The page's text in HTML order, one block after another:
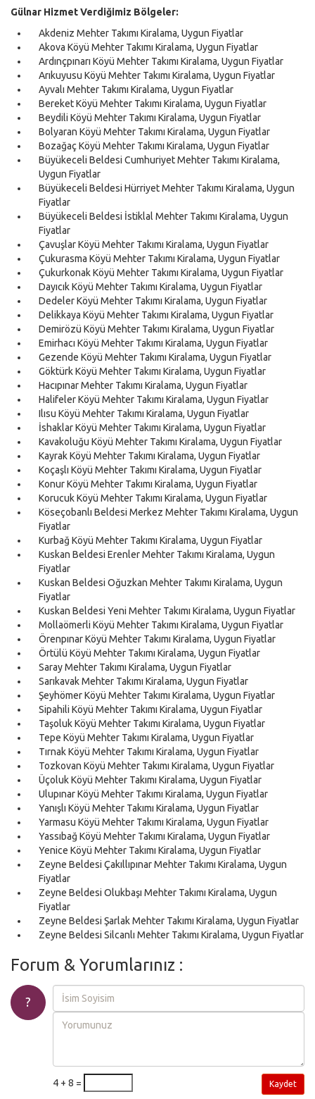
Gülnar Hizmet Verdiğimiz Bölgeler:
Akdeniz Mehter Takımı Kiralama, Uygun Fiyatlar
Akova Köyü Mehter Takımı Kiralama, Uygun Fiyatlar
Ardınçpınarı Köyü Mehter Takımı Kiralama, Uygun Fiyatlar
Arıkuyusu Köyü Mehter Takımı Kiralama, Uygun Fiyatlar
Ayvalı Mehter Takımı Kiralama, Uygun Fiyatlar
Bereket Köyü Mehter Takımı Kiralama, Uygun Fiyatlar
Beydili Köyü Mehter Takımı Kiralama, Uygun Fiyatlar
Bolyaran Köyü Mehter Takımı Kiralama, Uygun Fiyatlar
Bozağaç Köyü Mehter Takımı Kiralama, Uygun Fiyatlar
Büyükeceli Beldesi Cumhuriyet Mehter Takımı Kiralama,
Uygun Fiyatlar
Büyükeceli Beldesi Hürriyet Mehter Takımı Kiralama, Uygun
Fiyatlar
Büyükeceli Beldesi İstiklal Mehter Takımı Kiralama, Uygun
Fiyatlar
Çavuşlar Köyü Mehter Takımı Kiralama, Uygun Fiyatlar
Çukurasma Köyü Mehter Takımı Kiralama, Uygun Fiyatlar
Çukurkonak Köyü Mehter Takımı Kiralama, Uygun Fiyatlar
Dayıcık Köyü Mehter Takımı Kiralama, Uygun Fiyatlar
Dedeler Köyü Mehter Takımı Kiralama, Uygun Fiyatlar
Delikkaya Köyü Mehter Takımı Kiralama, Uygun Fiyatlar
Demirözü Köyü Mehter Takımı Kiralama, Uygun Fiyatlar
Emirhacı Köyü Mehter Takımı Kiralama, Uygun Fiyatlar
Gezende Köyü Mehter Takımı Kiralama, Uygun Fiyatlar
Göktürk Köyü Mehter Takımı Kiralama, Uygun Fiyatlar
Hacıpınar Mehter Takımı Kiralama, Uygun Fiyatlar
Halifeler Köyü Mehter Takımı Kiralama, Uygun Fiyatlar
Ilısu Köyü Mehter Takımı Kiralama, Uygun Fiyatlar
İshaklar Köyü Mehter Takımı Kiralama, Uygun Fiyatlar
Kavakoluğu Köyü Mehter Takımı Kiralama, Uygun Fiyatlar
Kayrak Köyü Mehter Takımı Kiralama, Uygun Fiyatlar
Koçaşlı Köyü Mehter Takımı Kiralama, Uygun Fiyatlar
Konur Köyü Mehter Takımı Kiralama, Uygun Fiyatlar
Korucuk Köyü Mehter Takımı Kiralama, Uygun Fiyatlar
Köseçobanlı Beldesi Merkez Mehter Takımı Kiralama, Uygun
Fiyatlar
Kurbağ Köyü Mehter Takımı Kiralama, Uygun Fiyatlar
Kuskan Beldesi Erenler Mehter Takımı Kiralama, Uygun
Fiyatlar
Kuskan Beldesi Oğuzkan Mehter Takımı Kiralama, Uygun
Fiyatlar
Kuskan Beldesi Yeni Mehter Takımı Kiralama, Uygun Fiyatlar
Mollaömerli Köyü Mehter Takımı Kiralama, Uygun Fiyatlar
Örenpınar Köyü Mehter Takımı Kiralama, Uygun Fiyatlar
Örtülü Köyü Mehter Takımı Kiralama, Uygun Fiyatlar
Saray Mehter Takımı Kiralama, Uygun Fiyatlar
Sarıkavak Mehter Takımı Kiralama, Uygun Fiyatlar
Şeyhömer Köyü Mehter Takımı Kiralama, Uygun Fiyatlar
Sipahili Köyü Mehter Takımı Kiralama, Uygun Fiyatlar
Taşoluk Köyü Mehter Takımı Kiralama, Uygun Fiyatlar
Tepe Köyü Mehter Takımı Kiralama, Uygun Fiyatlar
Tırnak Köyü Mehter Takımı Kiralama, Uygun Fiyatlar
Tozkovan Köyü Mehter Takımı Kiralama, Uygun Fiyatlar
Üçoluk Köyü Mehter Takımı Kiralama, Uygun Fiyatlar
Ulupınar Köyü Mehter Takımı Kiralama, Uygun Fiyatlar
Yanışlı Köyü Mehter Takımı Kiralama, Uygun Fiyatlar
Yarmasu Köyü Mehter Takımı Kiralama, Uygun Fiyatlar
Yassıbağ Köyü Mehter Takımı Kiralama, Uygun Fiyatlar
Yenice Köyü Mehter Takımı Kiralama, Uygun Fiyatlar
Zeyne Beldesi Çakıllıpınar Mehter Takımı Kiralama, Uygun
Fiyatlar
Zeyne Beldesi Olukbaşı Mehter Takımı Kiralama, Uygun
Fiyatlar
Zeyne Beldesi Şarlak Mehter Takımı Kiralama, Uygun Fiyatlar
Zeyne Beldesi Silcanlı Mehter Takımı Kiralama, Uygun Fiyatlar
Forum & Yorumlarınız :
?
4 + 8 = Kaydet